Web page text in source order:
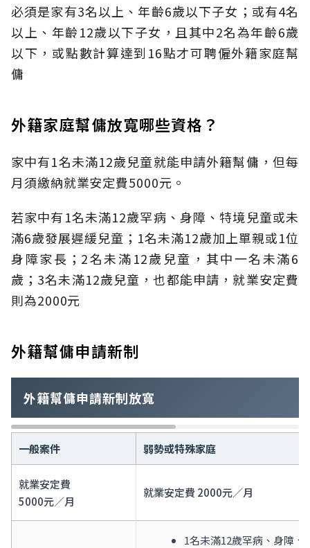
必須是家有3名以上、年齡6歲以下子女；或有4名
以上、年齡12歲以下子女，且其中2名為年齡6歲
以下，或點數計算達到16點才可聘僱外籍家庭幫
傭
外籍家庭幫傭放寬哪些資格？
家中有1名未滿12歲兒童就能申請外籍幫傭，但每
月須繳納就業安定費5000元。
若家中有1名未滿12歲罕病、身障、特境兒童或未
滿6歲發展遲緩兒童；1名未滿12歲加上單親或1位
身障家長；2名未滿12歲兒童，其中一名未滿6
歲；3名未滿12歲兒童，也都能申請，就業安定費
則為2000元
外籍幫傭申請新制
外籍幫傭申請新制放寬
一般案件 弱勢或特殊家庭
就業安定費
5000元／月
就業安定費 2000元／月
1名未滿12歲罕病、身障